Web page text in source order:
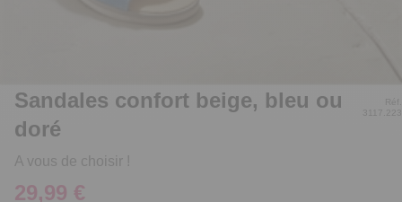
Sandales confort beige, bleu ou
doré
A vous de choisir !
Réf.
3117.223
29,99 €